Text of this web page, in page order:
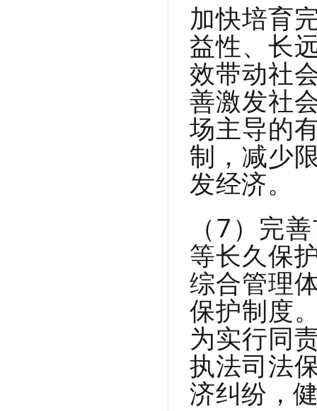
加快培育
益性、长
效带动社
善激发社
场主导的
制，减少
发经济。
（7）完
等长久保
综合管理
保护制度
为实行同
执法司法
济纠纷，